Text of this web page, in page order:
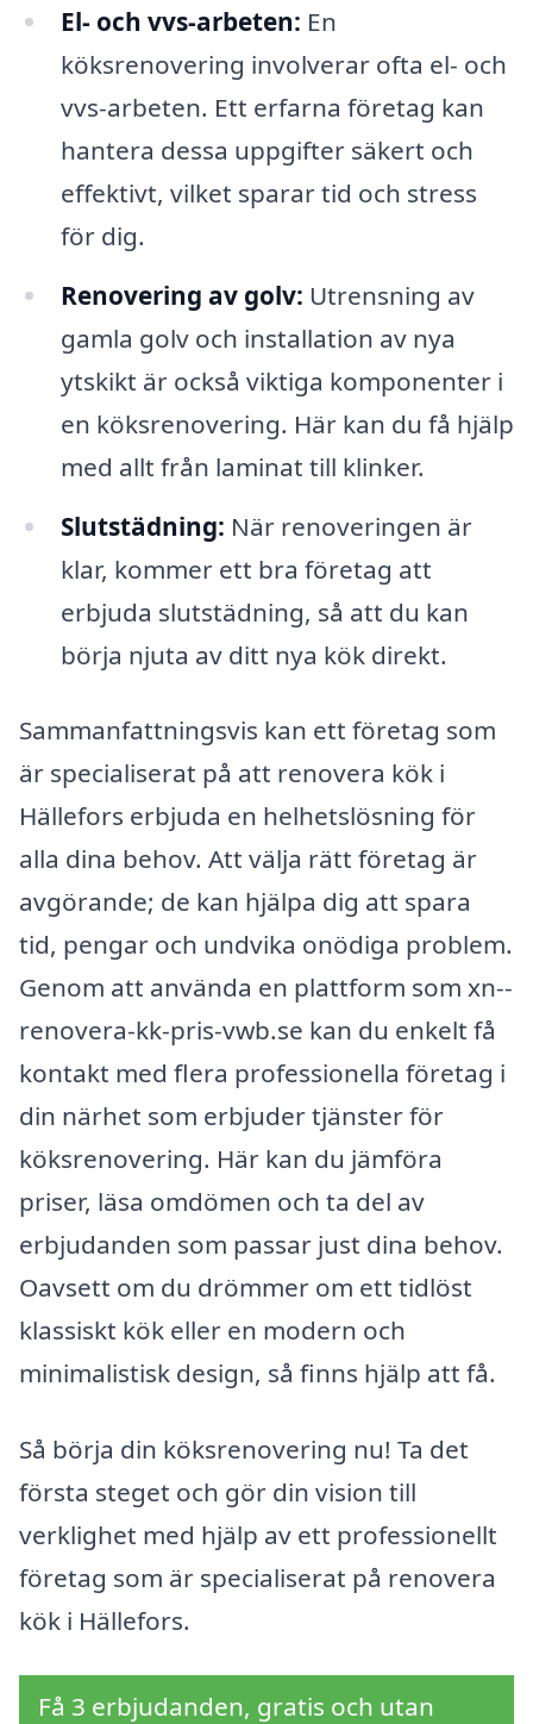
El- och vvs-arbeten: En
köksrenovering involverar ofta el- och
vvs-arbeten. Ett erfarna företag kan
hantera dessa uppgifter säkert och
effektivt, vilket sparar tid och stress
för dig.
Renovering av golv: Utrensning av
gamla golv och installation av nya
ytskikt är också viktiga komponenter i
en köksrenovering. Här kan du få hjälp
med allt från laminat till klinker.
Slutstädning: När renoveringen är
klar, kommer ett bra företag att
erbjuda slutstädning, så att du kan
börja njuta av ditt nya kök direkt.
Sammanfattningsvis kan ett företag som
är specialiserat på att renovera kök i
Hällefors erbjuda en helhetslösning för
alla dina behov. Att välja rätt företag är
avgörande; de kan hjälpa dig att spara
tid, pengar och undvika onödiga problem.
Genom att använda en plattform som xn--
renovera-kk-pris-vwb.se kan du enkelt få
kontakt med flera professionella företag i
din närhet som erbjuder tjänster för
köksrenovering. Här kan du jämföra
priser, läsa omdömen och ta del av
erbjudanden som passar just dina behov.
Oavsett om du drömmer om ett tidlöst
klassiskt kök eller en modern och
minimalistisk design, så finns hjälp att få.
Så börja din köksrenovering nu! Ta det
första steget och gör din vision till
verklighet med hjälp av ett professionellt
företag som är specialiserat på renovera
kök i Hällefors.
Få 3 erbjudanden, gratis och utan